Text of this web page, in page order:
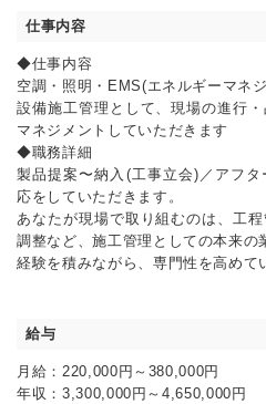
仕事内容
◆仕事内容
空調・照明・EMS(エネルギーマネ
設備施工管理として、現場の進行
マネジメントしていただきます
◆職務詳細
製品提案〜納入(工事立会)／アフ
応をしていただきます。
あなたが現場で取り組むのは、工
調整など、施工管理としての本来の
経験を積みながら、専門性を高めて
給与
月給：220,000円～380,000円
年収：3,300,000円～4,650,000円